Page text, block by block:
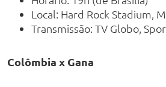
Local: Hard Rock Stadium,
Transmissão: TV Globo,
Colômbia x Gana